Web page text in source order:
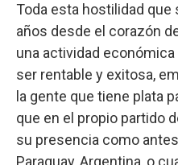
Toda esta hostilidad
años desde el corazón
una actividad
ser rentable y exitosa,
la gente que tiene plata
que en el propio partido
su presencia como
Paraguay, Argentina, o